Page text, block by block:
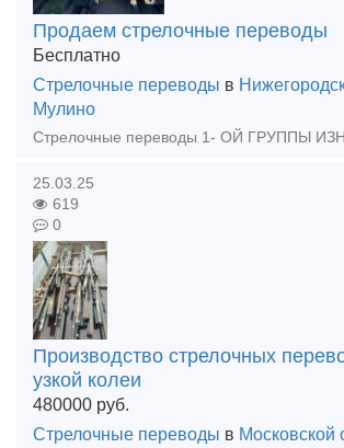
Продаем стрелочные переводы
Бесплатно
Стрелочные переводы в
Мулино
25.03.25
619
0
Производство стрелочных
узкой колеи
480000 руб.
Стрелочные переводы в Московской